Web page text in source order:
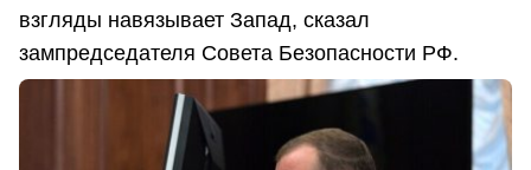
взгляды навязывает Запад, сказал
зампредседателя Совета Безопасности РФ.